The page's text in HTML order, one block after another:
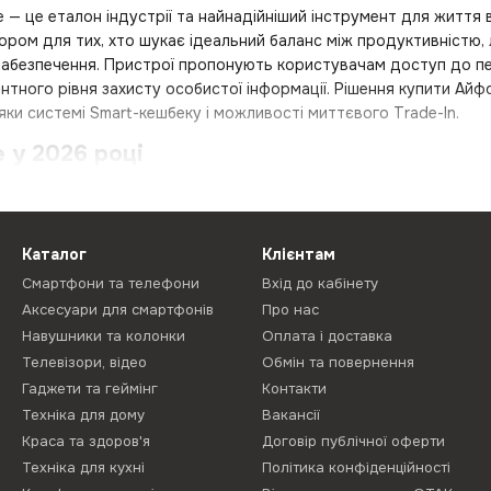
це еталон індустрії та найнадійніший інструмент для
для тих, хто шукає ідеальний баланс між продуктивністю,
Пристрої пропонують користувачам доступ до
рівня захисту особистої інформації. Рішення купити
системі Smart-кешбеку і можливості миттєвого Trade-In.
2026 році
управління розумним будинком.
полягає в її передбачуваності: власник отримує гаджет,
навколо ідеї, що технології повинні служити
Така філософія робить iPhone центральним елементом
вибір
не тільки через силу бренду, але й з прагматичних причин,
знаходять у ньому рішення специфічних завдань:
цінують принцип «налаштував і забув», де система не
Каталог
Смартфони та телефони
Аксесуари для смартфонів
Навушники та колонки
Телевізори, відео
Гаджети та геймінг
Техніка для дому
Краса та здоров'я
Техніка для кухні
Клієнтам
Вхід до кабінету
Про нас
Оплата і доставка
Обмін та повернення
Контакти
Вакансії
Договір публічної оферти
Політика конфіденційності